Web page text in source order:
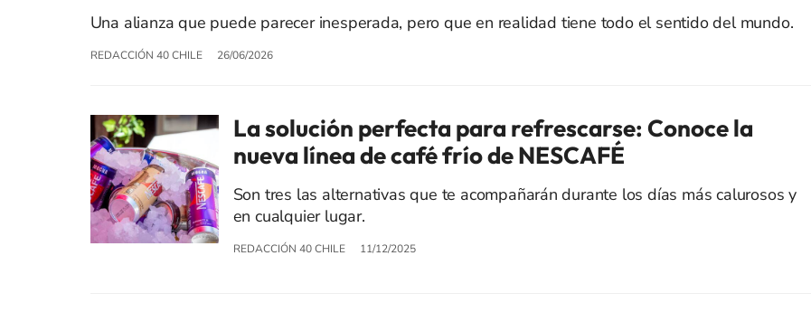
Una alianza que puede parecer inesperada, pero que en realidad tiene todo el sentido del mundo.
REDACCIÓN 40 CHILE 26/06/2026
La solución perfecta para refrescarse: Conoce la
nueva línea de café frío de NESCAFÉ
Son tres las alternativas que te acompañarán durante los días más calurosos y
en cualquier lugar.
REDACCIÓN 40 CHILE 11/12/2025